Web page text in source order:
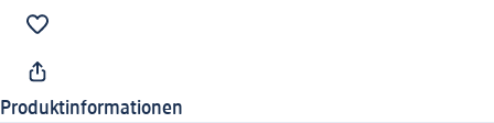
Produktinformationen